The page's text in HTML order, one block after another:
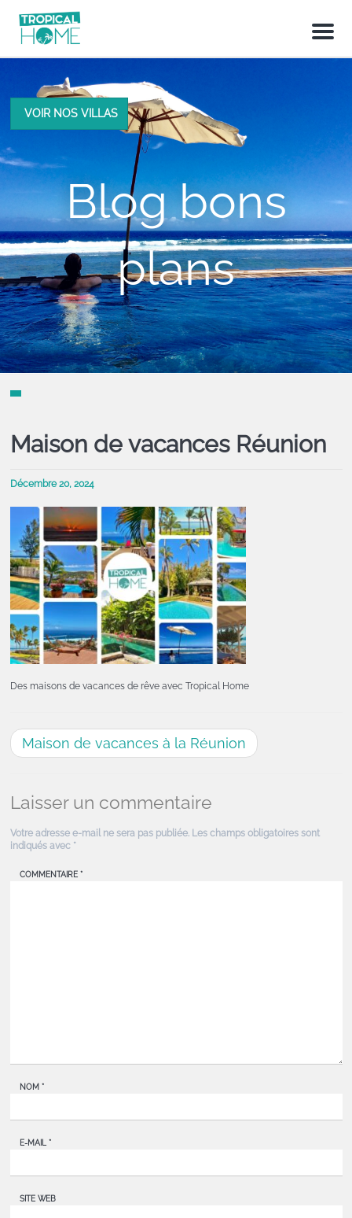
M
n
VOIR NOS VILLAS
Blog bons
plans
Maison de vacances Réunion
Décembre 20, 2024
Des maisons de vacances de rêve avec Tropical Home
Maison de vacances à la Réunion
Laisser un commentaire
Votre adresse e-mail ne sera pas publiée. Les champs obligatoires sont
indiqués avec *
COMMENTAIRE *
NOM *
E-MAIL *
SITE WEB